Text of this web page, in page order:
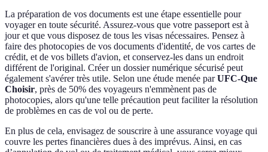
La préparation de vos documents est une étape essentielle pour
voyager en toute sécurité. Assurez-vous que votre passeport est à
jour et que vous disposez de tous les visas nécessaires. Pensez à
faire des photocopies de vos documents d'identité, de vos cartes de
crédit, et de vos billets d'avion, et conservez-les dans un endroit
différent de l'original. Créer un dossier numérique sécurisé peut
également s'avérer très utile. Selon une étude menée parUFC-Que
Choisir, près de 50% des voyageurs n'emmènent pas de
photocopies, alors qu'une telle précaution peut faciliter la résolution
de problèmes en cas de vol ou de perte.
En plus de cela, envisagez de souscrire à une assurance voyage qui
couvre les pertes financières dues à des imprévus. Ainsi, en cas